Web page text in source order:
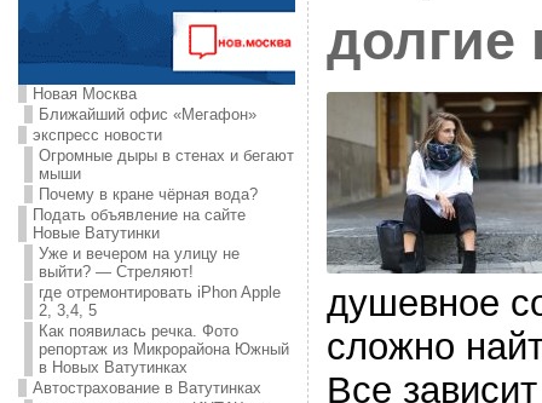
Новая Москва
Ближайший офис «Мегафон»
экспресс новости
Огромные дыры в стенах и бегают
мыши
Почему в кране чёрная вода?
Подать объявление на сайте
Новые Ватутинки
Уже и вечером на улицу не
выйти? — Стреляют!
где отремонтировать iPhon Apple
2, 3,4, 5
Как появилась речка. Фото
репортаж из Микрорайона Южный
в Новых Ватутинках
Автострахование в Ватутинках
долгие
душевное
сложно
Все